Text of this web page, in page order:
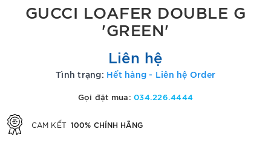
GUCCI LOAFER DOUBLE G
'GREEN'
Liên hệ
Tình trạng: Hết hàng - Liên hệ Order
Gọi đặt mua:034.226.4444
CAM KẾT 100% CHÍNH HÃNG